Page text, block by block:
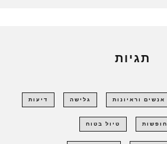
תגיות
אנשים וראיונות גלישה דיעות
חופשות טיול בטוח